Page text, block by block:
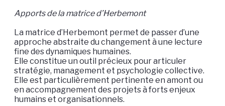
Apports de la matrice d’Herbemont
La matrice d’Herbemont permet de passer d’une
approche abstraite du changement à une lecture
fine des dynamiques humaines.
Elle constitue un outil précieux pour articuler
stratégie, management et psychologie collective.
Elle est particulièrement pertinente en amont ou
en accompagnement des projets à forts enjeux
humains et organisationnels.